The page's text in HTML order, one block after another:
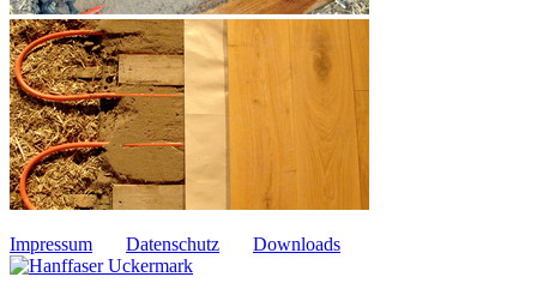
Impressum Datenschutz Downloads